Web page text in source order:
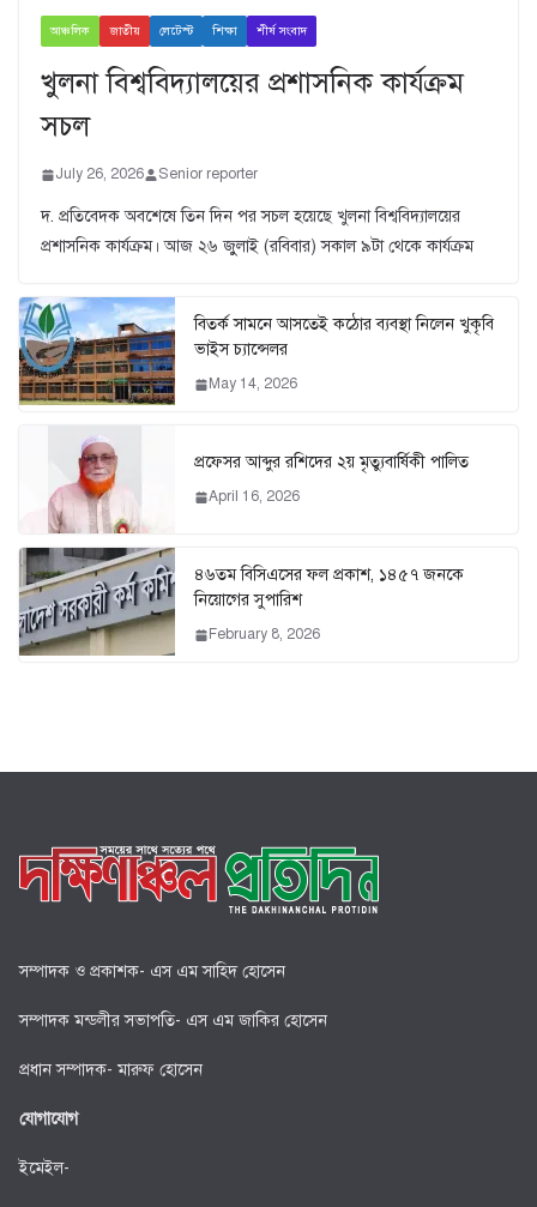
আঞ্চলিক জাতীয় লেটেস্ট শিক্ষা শীর্ষ সংবাদ
খুলনা বিশ্ববিদ্যালয়ের প্রশাসনিক কার্যক্রম
সচল
July 26, 2026 Senior reporter
দ. প্রতিবেদক অবশেষে তিন দিন পর সচল হয়েছে খুলনা বিশ্ববিদ্যালয়ের
প্রশাসনিক কার্যক্রম। আজ ২৬ জুুলাই (রবিবার) সকাল ৯টা থেকে কার্যক্রম
বিতর্ক সামনে আসতেই কঠোর ব্যবস্থা নিলেন খুকৃবি
ভাইস চ্যান্সেলর
May 14, 2026
প্রফেসর আব্দুর রশিদের ২য় মৃত্যুবার্ষিকী পালিত
April 16, 2026
৪৬তম বিসিএসের ফল প্রকাশ, ১৪৫৭ জনকে
নিয়োগের সুপারিশ
February 8, 2026
সম্পাদক ও প্রকাশক- এস এম সাহিদ হোসেন
সম্পাদক মন্ডলীর সভাপতি- এস এম জাকির হোসেন
প্রধান সম্পাদক- মারুফ হোসেন
যোগাযোগ
ইমেইল-